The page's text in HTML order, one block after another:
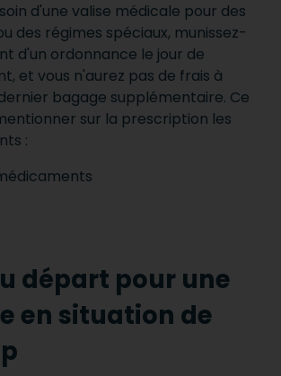
d'une valise médicale pour des
des régimes spéciaux, munissez-
d'un ordonnance le jour de
et vous n'aurez pas de frais à
bagage supplémentaire. Ce
sur la prescription les
:
départ pour une
en situation de